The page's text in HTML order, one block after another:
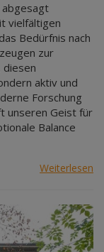
abgesagt
vielfältigen
Bedürfnis nach
zur
diesen
aktiv und
Forschung
unseren Geist für
Balance
Weiterlesen